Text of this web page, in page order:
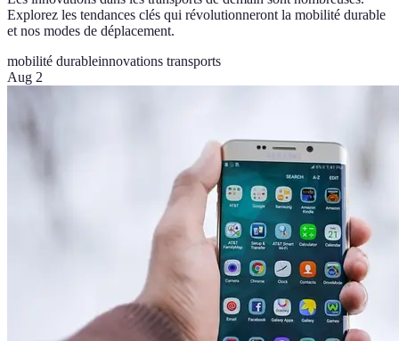
Explorez les tendances clés qui révolutionneront la mobilité durable
et nos modes de déplacement.
mobilité durableinnovations transports
Aug 2